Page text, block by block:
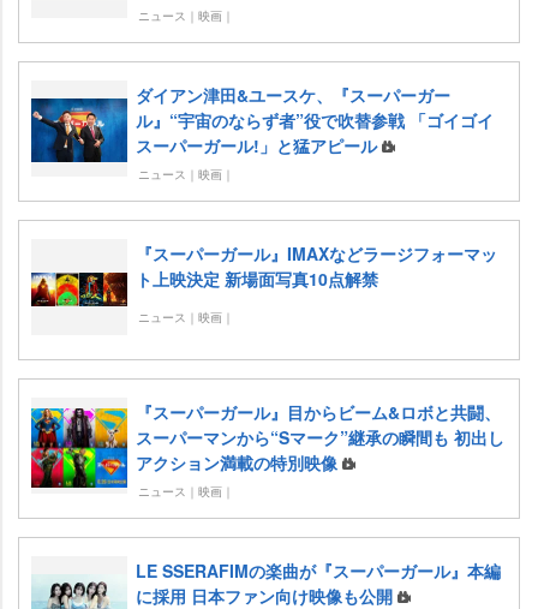
ニュース｜映画｜
ダイアン津田&ユースケ、『スーパーガー
ル』“宇宙のならず者”役で吹替参戦 「ゴイゴイ
スーパーガール!」と猛アピール
ニュース｜映画｜
『スーパーガール』IMAXなどラージフォーマッ
ト上映決定 新場面写真10点解禁
ニュース｜映画｜
『スーパーガール』目からビーム&ロボと共闘、
スーパーマンから“Sマーク”継承の瞬間も 初出し
アクション満載の特別映像
ニュース｜映画｜
LE SSERAFIMの楽曲が『スーパーガール』本編
に採用 日本ファン向け映像も公開